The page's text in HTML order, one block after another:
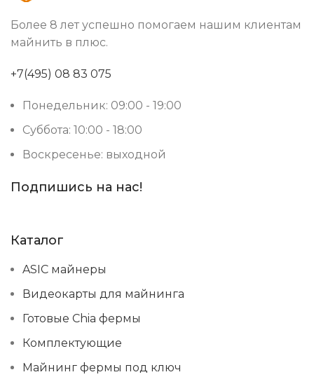
Более 8 лет успешно помогаем нашим клиентам
майнить в плюс.
+7(495) 08 83 075
Понедельник: 09:00 - 19:00
Суббота: 10:00 - 18:00
Воскресенье: выходной
Подпишись на нас!
Каталог
ASIC майнеры
Видеокарты для майнинга
Готовые Chia фермы
Комплектующие
Майнинг фермы под ключ